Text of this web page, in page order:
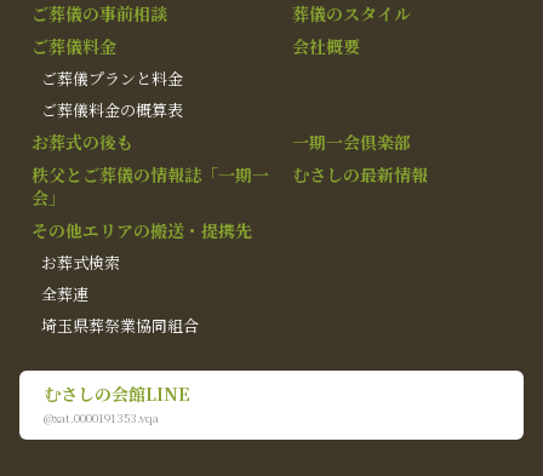
ご葬儀の事前相談
葬儀のスタイル
ご葬儀料金
ご葬儀プランと料金
ご葬儀料金の概算表
会社概要
お葬式の後も
一期一会倶楽部
秩父とご葬儀の情報誌「一期一
会」
むさしの最新情報
その他エリアの搬送・提携先
お葬式検索
全葬連
埼玉県葬祭業協同組合
むさしの会館LINE
@xat.0000191353.vqa